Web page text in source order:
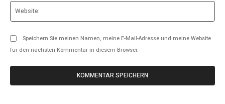
Speichern Sie meinen Namen, meine E-Mail-Adresse und meine Website
für den nächsten Kommentar in diesem Browser.